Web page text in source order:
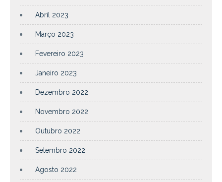
Abril 2023
Março 2023
Fevereiro 2023
Janeiro 2023
Dezembro 2022
Novembro 2022
Outubro 2022
Setembro 2022
Agosto 2022